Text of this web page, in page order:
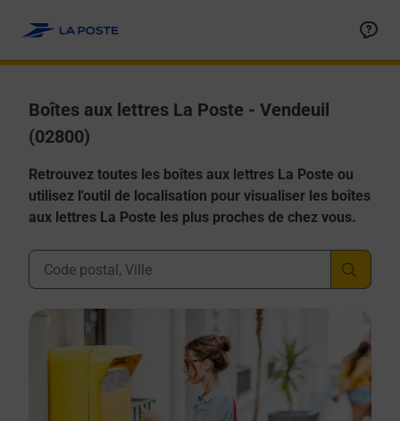
Boîtes aux lettres La Poste - Vendeuil
(02800)
Retrouvez toutes les boîtes aux lettres La Poste ou
utilisez l'outil de localisation pour visualiser les boîtes
aux lettres La Poste les plus proches de chez vous.
Ville, Département, Code Postal